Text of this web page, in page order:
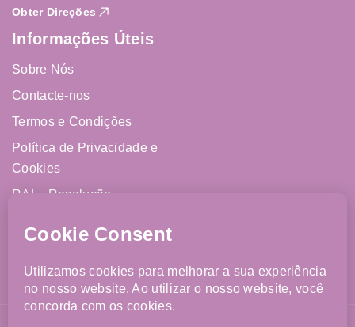
Obter Direções
Informações Úteis
Sobre Nós
Contacte-nos
Termos e Condições
Política de Privacidade e
Cookies
RAL - Resolução
Livro de Reclamações